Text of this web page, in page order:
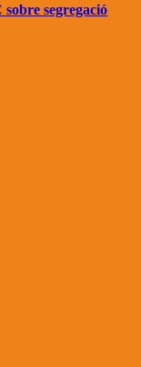
segregació